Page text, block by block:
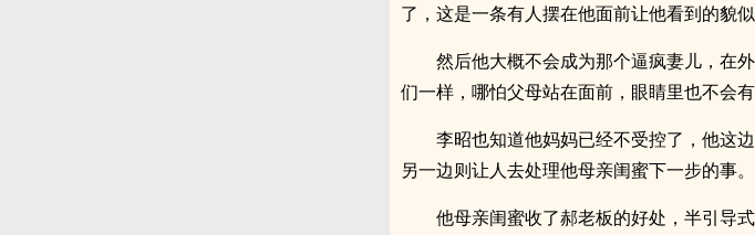
了，这是一条有人摆在他面前让他看到的貌似
然后他大概不会成为那个逼疯妻儿，在
们一样，哪怕父母站在面前，眼睛里也不会有
李昭也知道他妈妈已经不受控了，他这
另一边则让人去处理他母亲闺蜜下一步的事。
他母亲闺蜜收了郝老板的好处，半引导